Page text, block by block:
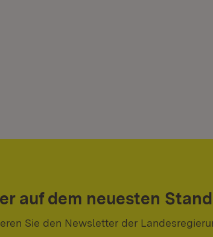
auf dem neuesten Stand
Sie den Newsletter der